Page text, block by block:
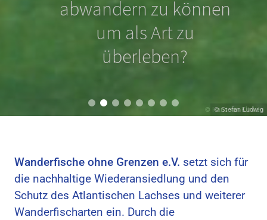
© Stefan Ludwig
abwandern zu können
um als Art zu
überleben?
© Hans van Klinken
Sohlabstürze an der
Wanderung gehindert
werden?
Wanderfische ohne Grenzen e.V. setzt sich für
die nachhaltige Wiederansiedlung und den
Schutz des Atlantischen Lachses und weiterer
Wanderfischarten ein. Durch die